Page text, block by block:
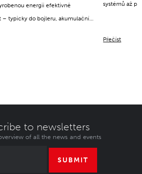
energii efektivně
– typicky do bojleru, akumulační
systémů až
manažer Petr
Přečíst
to newsletters
of all the news and events
SUBMIT